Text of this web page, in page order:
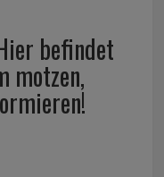
befindet
motzen,